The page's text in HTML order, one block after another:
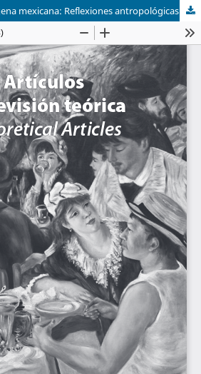
La alimentación indígena mexicana: Reflexiones antropológicas para el estudio del comportamiento alimentario